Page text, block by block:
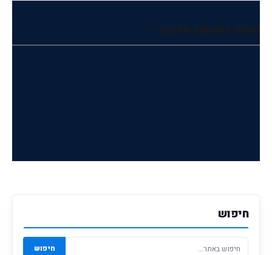
הוסף רשומת תגובה
חיפוש
חיפוש